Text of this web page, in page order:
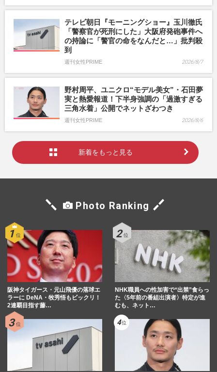
テレビ朝日『モーニングショー』玉川徹氏
「警察官が死刑にした」大阪府発砲事件へ
の持論に「警官の命をなんだと…」批判殺
到
週刊女性PRIME 2026/8/7
野村周平、ユニクロ“モデル美女”・石田夢
実と熱愛報道！下半身強調の「過激すぎる
三角水着」公開でネットざわつき
週刊女性PRIME 2026/8/6
新着をもっと見る
Photo Ranking
阪神タイガース・元山飛優の落球エ
ラーに DeNA・牧秀悟もビックリ！
2連覇目指す藤…
NHK職員への性加害で“出禁”食らっ
た〈5年前の番組出演者〉特定が進
むも、ネット…